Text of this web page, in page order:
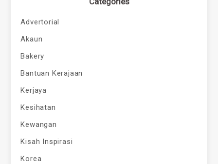
Advertorial
Akaun
Bakery
Bantuan Kerajaan
Kerjaya
Kesihatan
Kewangan
Kisah Inspirasi
Korea